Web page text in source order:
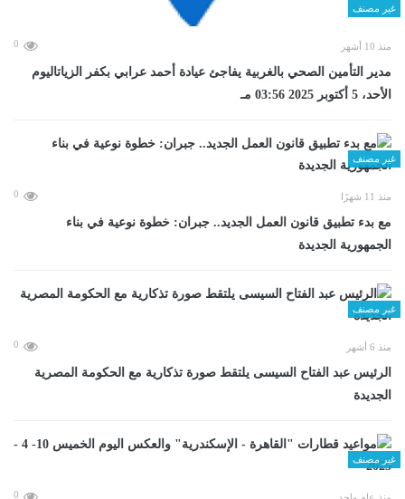
غير مصنف
منذ 10 أشهر 0
مدير التأمين الصحي بالغربية يفاجئ عيادة أحمد عرابي بكفر الزياتاليوم
الأحد، 5 أكتوبر 2025 03:56 مـ
غير مصنف
منذ 11 شهرًا 0
مع بدء تطبيق قانون العمل الجديد.. جبران: خطوة نوعية في بناء
الجمهورية الجديدة
غير مصنف
منذ 6 أشهر 0
الرئيس عبد الفتاح السيسى يلتقط صورة تذكارية مع الحكومة المصرية
الجديدة
غير مصنف
0